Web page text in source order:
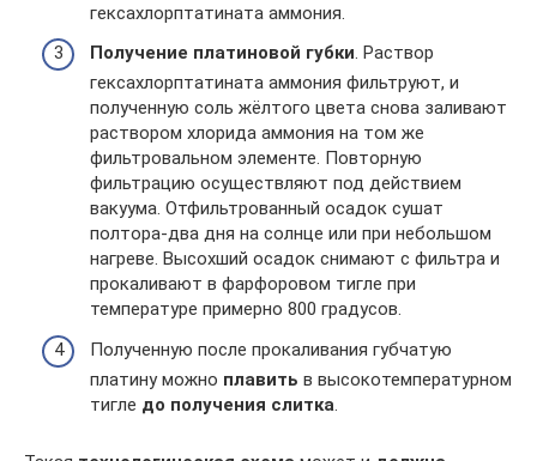
гексахлорптатината аммония.
Получение платиновой губки. Раствор
гексахлорптатината аммония фильтруют, и
полученную соль жёлтого цвета снова заливают
раствором хлорида аммония на том же
фильтровальном элементе. Повторную
фильтрацию осуществляют под действием
вакуума. Отфильтрованный осадок сушат
полтора-два дня на солнце или при небольшом
нагреве. Высохший осадок снимают с фильтра и
прокаливают в фарфоровом тигле при
температуре примерно 800 градусов.
Полученную после прокаливания губчатую
платину можно плавить в высокотемпературном
тигле до получения слитка.